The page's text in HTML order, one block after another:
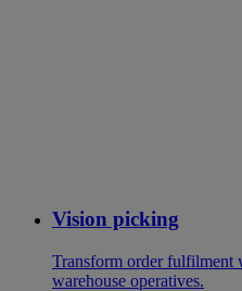
Vision picking
Transform order fulfilment
warehouse operatives.